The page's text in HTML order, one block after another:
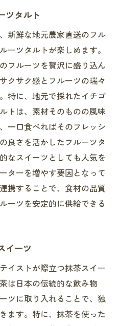
ツタルト
新鮮な地元農家直送のフル
ーツタルトが楽しめます。
フルーツを贅沢に盛り込ん
クサク感とフルーツの瑞々
特に、地元で採れたイチゴ
トは、素材そのものの風味
一口食べればそのフレッシ
良さを活かしたフルーツタ
なスイーツとしても人気を
ターを増やす要因となって
携することで、食材の品質
ーツを安定的に供給できる
イーツ
イストが際立つ抹茶スイー
は日本の伝統的な飲み物
ツに取り入れることで、独
ます。特に、抹茶を使った